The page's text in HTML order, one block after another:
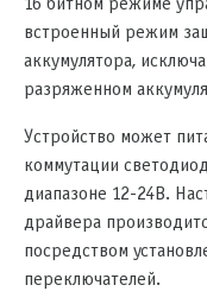
16 битном режиме
встроенный режим
аккумулятора,
разряженном
Устройство может
коммутации
диапазоне 12-24В.
драйвера
посредством
переключателей.